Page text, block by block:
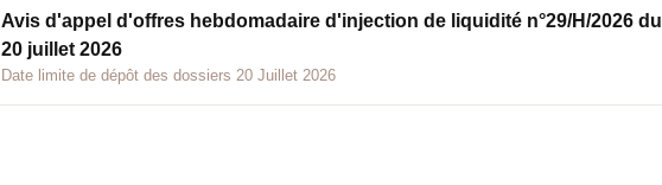
Avis d'appel d'offres hebdomadaire d'injection de liquidité n°29/H/2026 du
20 juillet 2026
Date limite de dépôt des dossiers 20 Juillet 2026